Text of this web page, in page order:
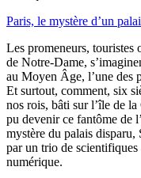
Paris, le mystère d’un
Les promeneurs, touristes
de Notre-Dame,
au Moyen Âge, l’une des
Et surtout, comment, six
nos rois, bâti sur l’île de
pu devenir ce fantôme de
mystère du palais disparu,
par un trio de
numérique.